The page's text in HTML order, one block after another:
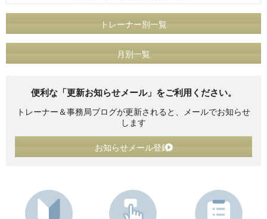
トレーナー別一覧
月別一覧
便利な「更新お知らせメール」をご利用ください。
トレーナー＆事務局ブログが更新されると、メールでお知らせ
します
お知らせメール登録